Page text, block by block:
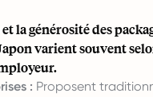
la générosité des
varient souvent
: Proposent